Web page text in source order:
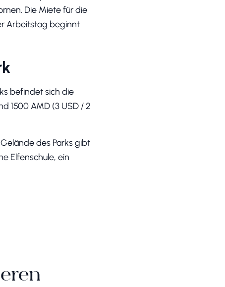
Die Miete für die
Arbeitstag beginnt
befindet sich die
1500 AMD (3 USD / 2
des Parks gibt
Elfenschule, ein